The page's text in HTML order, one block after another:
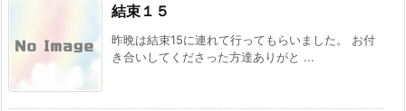
結束１５
昨晩は結束15に連れて行ってもらいました。 お付
き合いしてくださった方達ありがと ...